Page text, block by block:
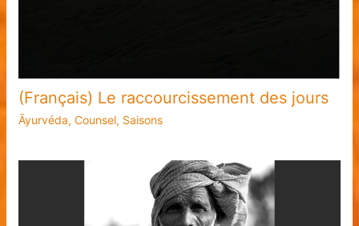
(Français) Le raccourcissement des jours
Āyurvéda, Counsel, Saisons